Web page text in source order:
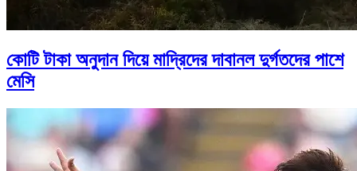
কোটি টাকা অনুদান দিয়ে মাদ্রিদের দাবানল দুর্গতদের পাশে
মেসি